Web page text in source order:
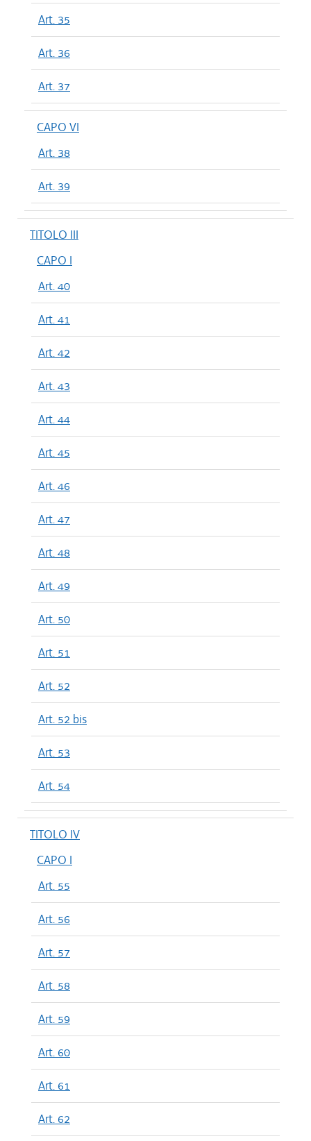
Art. 35
Art. 36
Art. 37
CAPO VI
Art. 38
Art. 39
TITOLO III
CAPO I
Art. 40
Art. 41
Art. 42
Art. 43
Art. 44
Art. 45
Art. 46
Art. 47
Art. 48
Art. 49
Art. 50
Art. 51
Art. 52
Art. 52 bis
Art. 53
Art. 54
TITOLO IV
CAPO I
Art. 55
Art. 56
Art. 57
Art. 58
Art. 59
Art. 60
Art. 61
Art. 62